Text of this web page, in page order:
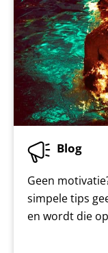
Blog
Geen
simpele tips
en wordt die